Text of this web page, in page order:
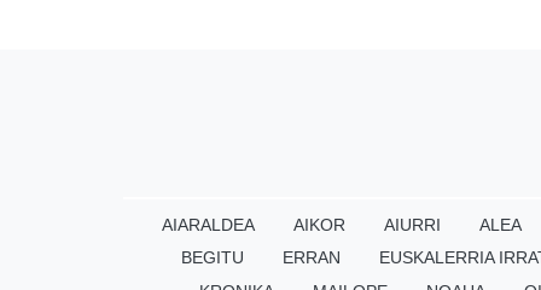
AIARALDEA AIKOR AIURRI ALEA
BEGITU
ERRAN EUSKALERRIA